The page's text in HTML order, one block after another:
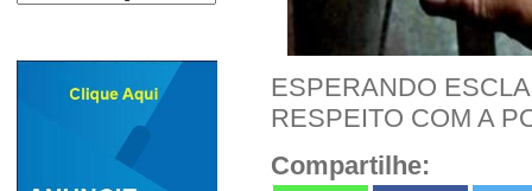
ESPERANDO
RESPEITO COM A
Compartilhe: